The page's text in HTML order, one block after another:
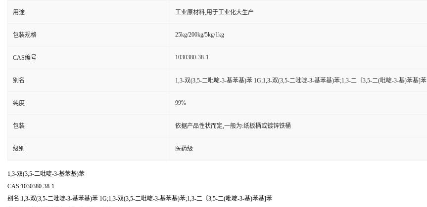
用途 工业原材料,用于工业化大生产
包装规格 25kg/200kg/5kg/1kg
CAS编号 1030380-38-1
别名 1,3-双(3,5-二吡啶-3-基苯基)苯 1G;1,3-双(3,5-二吡啶-3-基苯基)苯;1,3-二〔3,5-二(吡啶-3-基)苯基]苯
纯度 99%
包装 依据产品性状而定,一般为:纸板桶或镀锌铁桶
级别 医药级
1,3-双(3,5-二吡啶-3-基苯基)苯
CAS:1030380-38-1
别名:1,3-双(3,5-二吡啶-3-基苯基)苯 1G;1,3-双(3,5-二吡啶-3-基苯基)苯;1,3-二〔3,5-二(吡啶-3-基)苯基]苯